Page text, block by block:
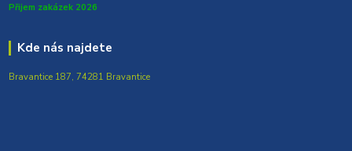
Přijem zakázek 2026
Kde nás najdete
Bravantice 187, 74281 Bravantice